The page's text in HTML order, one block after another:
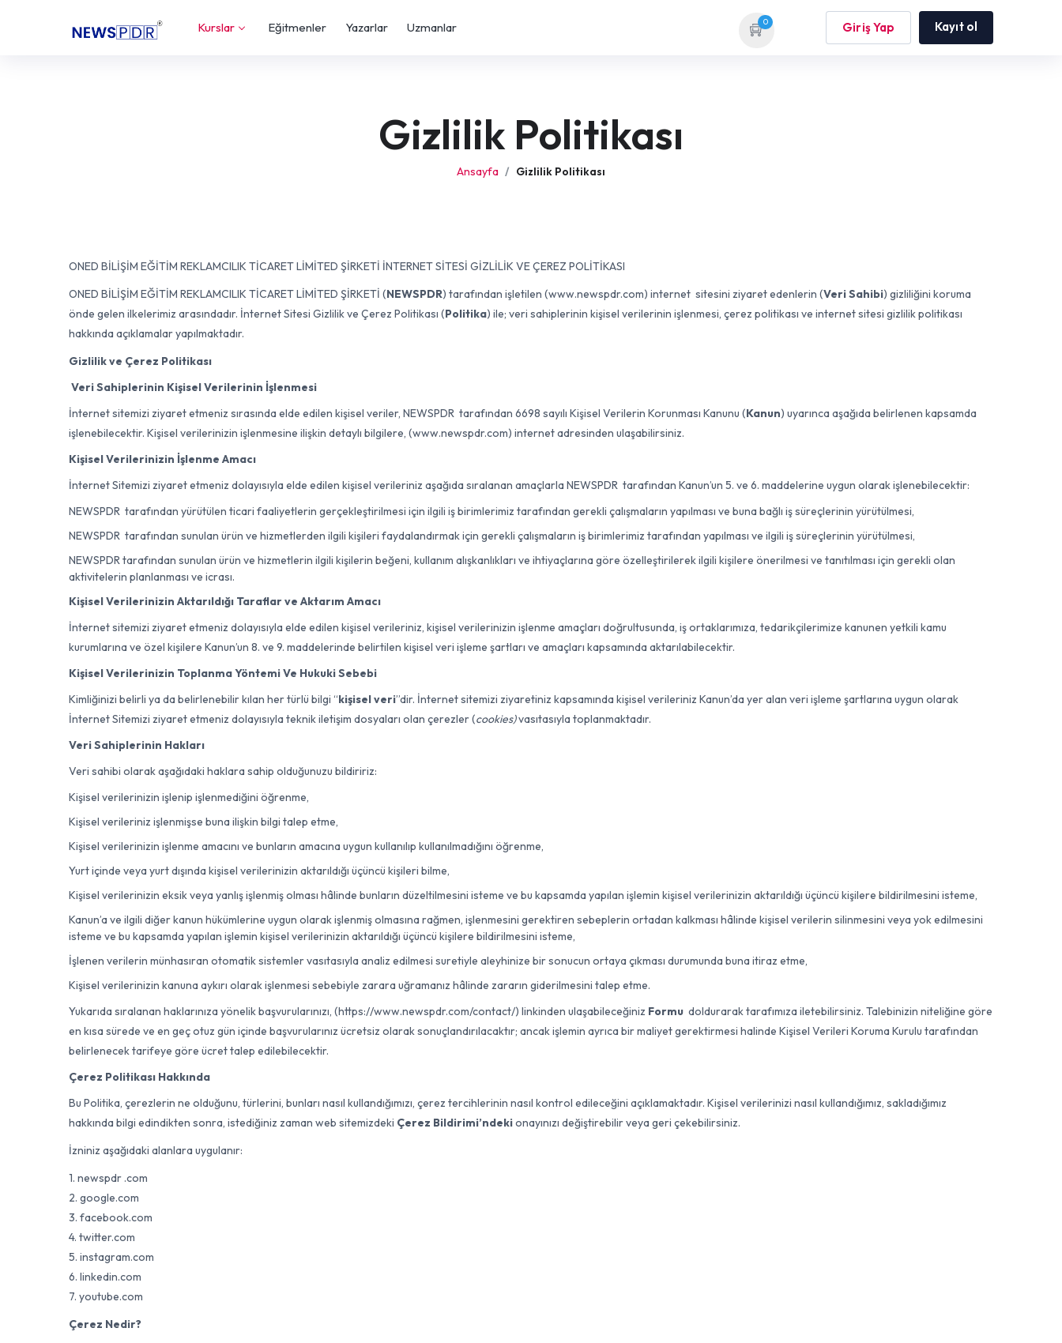
Kurslar Eğitmenler Yazarlar Uzmanlar Giriş Yap Kayıt ol
0
Gizlilik Politikası
Ansayfa Gizlilik Politikası
ONED BİLİŞİM EĞİTİM REKLAMCILIK TİCARET LİMİTED ŞİRKETİ İNTERNET SİTESİ GİZLİLİK VE ÇEREZ POLİTİKASI
ONED BİLİŞİM EĞİTİM REKLAMCILIK TİCARET LİMİTED ŞİRKETİ (NEWSPDR) tarafından işletilen (www.newspdr.com) internet sitesini ziyaret edenlerin (Veri Sahibi) gizliliğini koruma
önde gelen ilkelerimiz arasındadır. İnternet Sitesi Gizlilik ve Çerez Politikası (Politika) ile; veri sahiplerinin kişisel verilerinin işlenmesi, çerez politikası ve internet sitesi gizlilik politikası
hakkında açıklamalar yapılmaktadır.
Gizlilik ve Çerez Politikası
Veri Sahiplerinin Kişisel Verilerinin İşlenmesi
İnternet sitemizi ziyaret etmeniz sırasında elde edilen kişisel veriler, NEWSPDR tarafından 6698 sayılı Kişisel Verilerin Korunması Kanunu (Kanun) uyarınca aşağıda belirlenen kapsamda
işlenebilecektir. Kişisel verilerinizin işlenmesine ilişkin detaylı bilgilere, (www.newspdr.com) internet adresinden ulaşabilirsiniz.
Kişisel Verilerinizin İşlenme Amacı
İnternet Sitemizi ziyaret etmeniz dolayısıyla elde edilen kişisel verileriniz aşağıda sıralanan amaçlarla NEWSPDR tarafından Kanun’un 5. ve 6. maddelerine uygun olarak işlenebilecektir:
NEWSPDR tarafından yürütülen ticari faaliyetlerin gerçekleştirilmesi için ilgili iş birimlerimiz tarafından gerekli çalışmaların yapılması ve buna bağlı iş süreçlerinin yürütülmesi,
NEWSPDR tarafından sunulan ürün ve hizmetlerden ilgili kişileri faydalandırmak için gerekli çalışmaların iş birimlerimiz tarafından yapılması ve ilgili iş süreçlerinin yürütülmesi,
NEWSPDR tarafından sunulan ürün ve hizmetlerin ilgili kişilerin beğeni, kullanım alışkanlıkları ve ihtiyaçlarına göre özelleştirilerek ilgili kişilere önerilmesi ve tanıtılması için gerekli olan
aktivitelerin planlanması ve icrası.
Kişisel Verilerinizin Aktarıldığı Taraflar ve Aktarım Amacı
İnternet sitemizi ziyaret etmeniz dolayısıyla elde edilen kişisel verileriniz, kişisel verilerinizin işlenme amaçları doğrultusunda, iş ortaklarımıza, tedarikçilerimize kanunen yetkili kamu
kurumlarına ve özel kişilere Kanun’un 8. ve 9. maddelerinde belirtilen kişisel veri işleme şartları ve amaçları kapsamında aktarılabilecektir.
Kişisel Verilerinizin Toplanma Yöntemi Ve Hukuki Sebebi
Kimliğinizi belirli ya da belirlenebilir kılan her türlü bilgi “kişisel veri”dir. İnternet sitemizi ziyaretiniz kapsamında kişisel verileriniz Kanun’da yer alan veri işleme şartlarına uygun olarak
İnternet Sitemizi ziyaret etmeniz dolayısıyla teknik iletişim dosyaları olan çerezler (cookies)vasıtasıyla toplanmaktadır.
Veri Sahiplerinin Hakları
Veri sahibi olarak aşağıdaki haklara sahip olduğunuzu bildiririz:
Kişisel verilerinizin işlenip işlenmediğini öğrenme,
Kişisel verileriniz işlenmişse buna ilişkin bilgi talep etme,
Kişisel verilerinizin işlenme amacını ve bunların amacına uygun kullanılıp kullanılmadığını öğrenme,
Yurt içinde veya yurt dışında kişisel verilerinizin aktarıldığı üçüncü kişileri bilme,
Kişisel verilerinizin eksik veya yanlış işlenmiş olması hâlinde bunların düzeltilmesini isteme ve bu kapsamda yapılan işlemin kişisel verilerinizin aktarıldığı üçüncü kişilere bildirilmesini isteme,
Kanun’a ve ilgili diğer kanun hükümlerine uygun olarak işlenmiş olmasına rağmen, işlenmesini gerektiren sebeplerin ortadan kalkması hâlinde kişisel verilerin silinmesini veya yok edilmesini
isteme ve bu kapsamda yapılan işlemin kişisel verilerinizin aktarıldığı üçüncü kişilere bildirilmesini isteme,
İşlenen verilerin münhasıran otomatik sistemler vasıtasıyla analiz edilmesi suretiyle aleyhinize bir sonucun ortaya çıkması durumunda buna itiraz etme,
Kişisel verilerinizin kanuna aykırı olarak işlenmesi sebebiyle zarara uğramanız hâlinde zararın giderilmesini talep etme.
Yukarıda sıralanan haklarınıza yönelik başvurularınızı, (https://www.newspdr.com/contact/) linkinden ulaşabileceğiniz Formu doldurarak tarafımıza iletebilirsiniz. Talebinizin niteliğine göre
en kısa sürede ve en geç otuz gün içinde başvurularınız ücretsiz olarak sonuçlandırılacaktır; ancak işlemin ayrıca bir maliyet gerektirmesi halinde Kişisel Verileri Koruma Kurulu tarafından
belirlenecek tarifeye göre ücret talep edilebilecektir.
Çerez Politikası Hakkında
Bu Politika, çerezlerin ne olduğunu, türlerini, bunları nasıl kullandığımızı, çerez tercihlerinin nasıl kontrol edileceğini açıklamaktadır. Kişisel verilerinizi nasıl kullandığımız, sakladığımız
hakkında bilgi edindikten sonra, istediğiniz zaman web sitemizdeki Çerez Bildirimi’ndekionayınızı değiştirebilir veya geri çekebilirsiniz.
İzniniz aşağıdaki alanlara uygulanır:
1. newspdr .com
2. google.com
3. facebook.com
4. twitter.com
5. instagram.com
6. linkedin.com
7. youtube.com
Çerez Nedir?